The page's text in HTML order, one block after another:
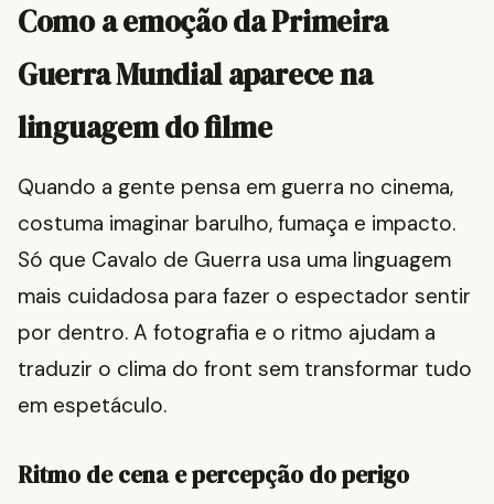
Como a emoção da Primeira
Guerra Mundial aparece na
linguagem do filme
Quando a gente pensa em guerra no cinema,
costuma imaginar barulho, fumaça e impacto.
Só que Cavalo de Guerra usa uma linguagem
mais cuidadosa para fazer o espectador sentir
por dentro. A fotografia e o ritmo ajudam a
traduzir o clima do front sem transformar tudo
em espetáculo.
Ritmo de cena e percepção do perigo